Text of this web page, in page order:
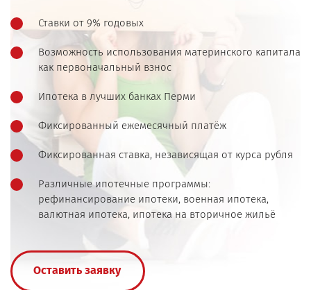
Ставки от 9% годовых
Возможность использования материнского капитала
как первоначальный взнос
Ипотека в лучших банках Перми
Фиксированный ежемесячный платёж
Фиксированная ставка, независящая от курса рубля
Различные ипотечные программы:
рефинансирование ипотеки, военная ипотека,
валютная ипотека, ипотека на вторичное жильё
Оставить заявку